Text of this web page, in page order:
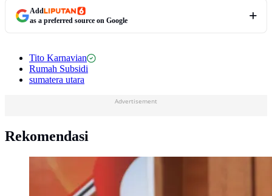
Add
as a preferred source on Google
Tito Karnavian
Rumah Subsidi
sumatera utara
Advertisement
Rekomendasi